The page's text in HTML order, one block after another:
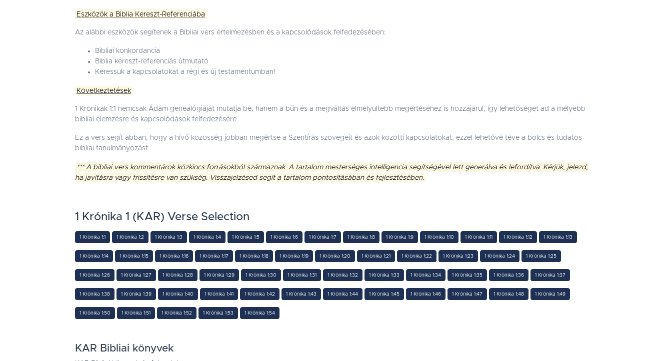
Eszközök a Biblia Kereszt-Referenciába
Az alábbi eszközök segítenek a Bibliai vers értelmezésben és a kapcsolódások felfedezésében:
Bibliai konkordancia
Biblia kereszt-referenciás útmutató
Keressük a kapcsolatokat a régi és új testamentumban!
Következtetések
1 Krónikák 1:1 nemcsak Ádám genealógiáját mutatja be, hanem a bűn és a megváltás elmélyültebb megértéséhez is hozzájárul, így lehetőséget ad a mélyebb
bibliai elemzésre és kapcsolódások felfedezésére.
Ez a vers segít abban, hogy a hívő közösség jobban megértse a Szentírás szövegeit és azok közötti kapcsolatokat, ezzel lehetővé téve a bölcs és tudatos
bibliai tanulmányozást.
*** A bibliai vers kommentárok közkincs forrásokból származnak. A tartalom mesterséges intelligencia segítségével lett generálva és lefordítva. Kérjük, jelezd,
ha javításra vagy frissítésre van szükség. Visszajelzésed segít a tartalom pontosításában és fejlesztésében.
1 Krónika 1 (KAR) Verse Selection
1 Krónika 1:1 1 Krónika 1:2 1 Krónika 1:3 1 Krónika 1:4 1 Krónika 1:5 1 Krónika 1:6 1 Krónika 1:7 1 Krónika 1:8 1 Krónika 1:9 1 Krónika 1:10 1 Krónika 1:11 1 Krónika 1:12 1 Krónika 1:13
1 Krónika 1:14 1 Krónika 1:15 1 Krónika 1:16 1 Krónika 1:17 1 Krónika 1:18 1 Krónika 1:19 1 Krónika 1:20 1 Krónika 1:21 1 Krónika 1:22 1 Krónika 1:23 1 Krónika 1:24 1 Krónika 1:25
1 Krónika 1:26 1 Krónika 1:27 1 Krónika 1:28 1 Krónika 1:29 1 Krónika 1:30 1 Krónika 1:31 1 Krónika 1:32 1 Krónika 1:33 1 Krónika 1:34 1 Krónika 1:35 1 Krónika 1:36 1 Krónika 1:37
1 Krónika 1:38 1 Krónika 1:39 1 Krónika 1:40 1 Krónika 1:41 1 Krónika 1:42 1 Krónika 1:43 1 Krónika 1:44 1 Krónika 1:45 1 Krónika 1:46 1 Krónika 1:47 1 Krónika 1:48 1 Krónika 1:49
1 Krónika 1:50 1 Krónika 1:51 1 Krónika 1:52 1 Krónika 1:53 1 Krónika 1:54
KAR Bibliai könyvek